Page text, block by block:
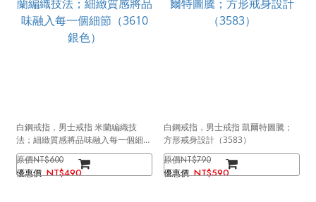
白鋼戒指，男士戒指 米蘭編織技
法；細緻質感將品味融入每一個細節
（3610 銀色）
NT$600
NT$490
白鋼戒指，男士戒指 凱爾特圖騰；
方形戒身設計（3583）
NT$790
NT$590